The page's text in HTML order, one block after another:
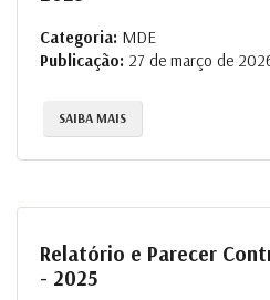
Categoria: MDE
Publicação: 27 de março de
SAIBA MAIS
Relatório e Parecer
- 2025